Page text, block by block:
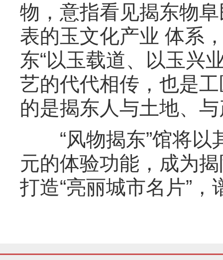
物，意指看见揭东物
表的玉文化产业 体系
东“以玉载道、以玉兴
艺的代代相传，也是
的是揭东人与土地、
“风物揭东”馆将以
元的体验功能，成为
打造“亮丽城市名片”，